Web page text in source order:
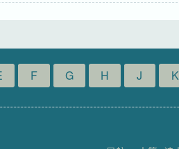
F G H J K